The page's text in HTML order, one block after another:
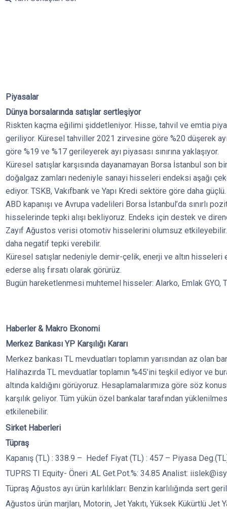
Piyasalar
Dünya borsalarında satışlar sertleşiyor
Riskten kaçma eğilimi şiddetleniyor. Hisse, tahvil ve emtia
geriliyor. Küresel tahviller 2021 zirvesine göre %20 düşerek
göre %19 ve %17 gerileyerek ayı piyasası sınırına yaklaşıyor.
Küresel satışlar karşısında dayanamayan Borsa İstanbul son
doğalgaz zamları nedeniyle sanayi hisseleri endeksi aşağı
ediyor. TSKB, Vakıfbank ve Yapı Kredi sektöre göre daha güçlü.
ABD kapanışı ve Avrupa vadelileri Borsa İstanbul’da sınırlı
hisselerinde tepki alışı bekliyoruz. Endeks için destek ve
Zayıf Ağustos verisi otomotiv hisselerini olumsuz
daha negatif tepki verebilir.
Küresel satışlar nedeniyle demir-çelik, enerji ve altın
ederse alış fırsatı olarak görürüz.
Bugün hareketlenmesi muhtemel hisseler: Alarko, Emlak GYO,
Haberler & Makro Ekonomi
Merkez Bankası YP Karşılığı Kararı
Merkez bankası TL mevduatları toplamın yarısından az olan
Halihazırda TL mevduatlar toplamın %45’ini teşkil ediyor ve
altında kaldığını görüyoruz. Hesaplamalarımıza göre söz
karşılık geliyor. Tüm yükün özel bankalar tarafından
etkilenebilir.​
Sirket Haberleri
Tüpraş
Kapanış (TL) : 338.9 – Hedef Fiyat (TL) : 457 – Piyasa
TUPRS TI Equity- Öneri :AL Get.Pot.%: 34.85 Analist:
Tüpraş Ağustos ayı ürün karlılıkları: Benzin karlılığında sert
Ağustos ürün marjları, Motorin, Jet Yakıtı, Yüksek Kükürtlü Jet